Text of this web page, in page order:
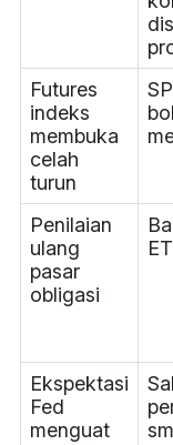
Futures
indeks
membuka
celah
turun
Penilaian
ulang
pasar
obligasi
Ekspektasi
Fed
menguat